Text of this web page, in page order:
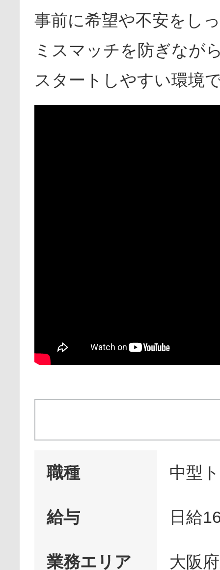
事前に希望や不安をし
ミスマッチを防ぎなが
スタートしやすい環境
職種 中型
給与 日給
業務エリア 大阪